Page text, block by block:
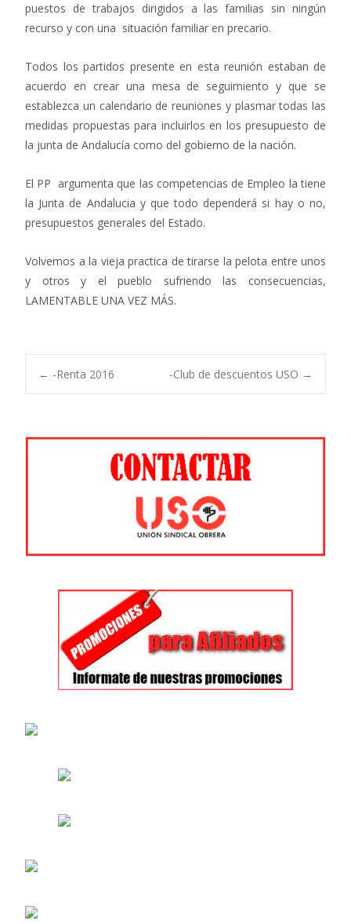
puestos de trabajos dirigidos a las familias sin ningún
recurso y con una situación familiar en precario.
Todos los partidos presente en esta reunión estaban de
acuerdo en crear una mesa de seguimiento y que se
establezca un calendario de reuniones y plasmar todas las
medidas propuestas para incluirlos en los presupuesto de
la junta de Andalucía como del gobierno de la nación.
El PP argumenta que las competencias de Empleo la tiene
la Junta de Andalucia y que todo dependerá si hay o no,
presupuestos generales del Estado.
Volvemos a la vieja practica de tirarse la pelota entre unos
y otros y el pueblo sufriendo las consecuencias,
LAMENTABLE UNA VEZ MÁS.
Navegación
de
entradas
← -Renta 2016 -Club de descuentos USO →